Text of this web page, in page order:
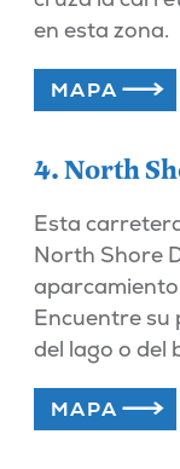
en esta zona.
MAPA
4. North
Esta
North Shore
Encuentre su
del lago o del
MAPA